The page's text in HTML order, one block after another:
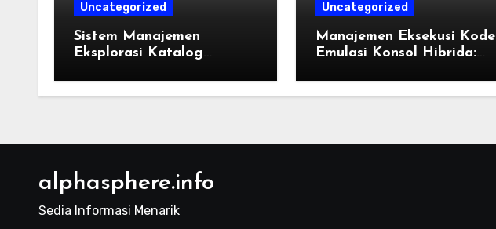
Uncategorized
Sistem Manajemen
Eksplorasi Katalog
Generasi: Panduan
Uncategorized
Manajemen Eksekusi Kode
Emulasi Konsol Hibrida:
dan Rendisi Grafis
alphasphere.info
Sedia Informasi Menarik